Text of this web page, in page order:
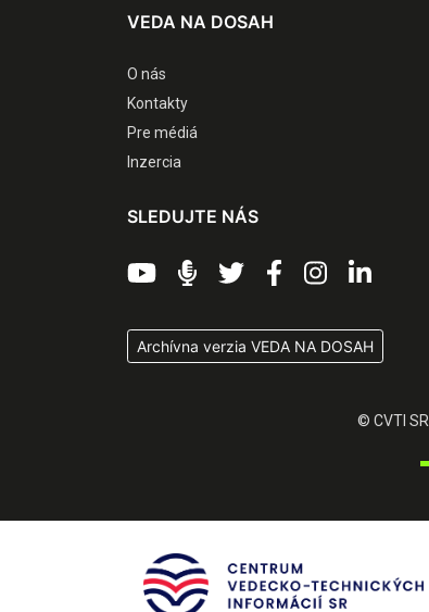
VEDA NA DOSAH
O nás
Kontakty
Pre médiá
Inzercia
SLEDUJTE NÁS
Archívna verzia VEDA NA DOSAH
© CVTI SR